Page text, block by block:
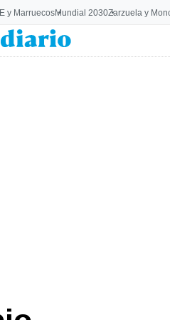
y MarruecosMundial 2030Zarzuela y